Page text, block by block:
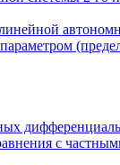
с